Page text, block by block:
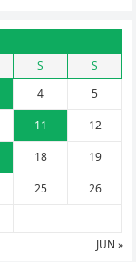
S
S
4 5
11 12
18 19
25
26
JUN »